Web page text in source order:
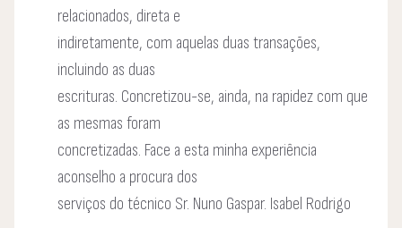
relacionados, direta e
indiretamente, com aquelas duas transações,
incluindo as duas
escrituras. Concretizou-se, ainda, na rapidez com que
as mesmas foram
concretizadas. Face a esta minha experiência
aconselho a procura dos
serviços do técnico Sr. Nuno Gaspar. Isabel Rodrigo